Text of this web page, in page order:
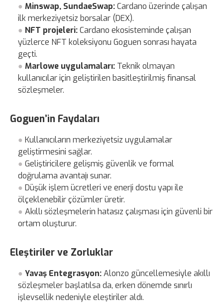
Minswap, SundaeSwap:Cardano üzerinde çalışan
ilk merkeziyetsiz borsalar (DEX).
NFT projeleri:Cardano ekosisteminde çalışan
yüzlerce NFT koleksiyonu Goguen sonrası hayata
geçti.
Marlowe uygulamaları: Teknik olmayan
kullanıcılar için geliştirilen basitleştirilmiş finansal
sözleşmeler.
Goguen’in Faydaları
Kullanıcıların merkeziyetsiz uygulamalar
geliştirmesini sağlar.
Geliştiricilere gelişmiş güvenlik ve formal
doğrulama avantajı sunar.
Düşük işlem ücretleri ve enerji dostu yapı ile
ölçeklenebilir çözümler üretir.
Akıllı sözleşmelerin hatasız çalışması için güvenli bir
ortam oluşturur.
Eleştiriler ve Zorluklar
Yavaş Entegrasyon:Alonzo güncellemesiyle akıllı
sözleşmeler başlatılsa da, erken dönemde sınırlı
işlevsellik nedeniyle eleştiriler aldı.